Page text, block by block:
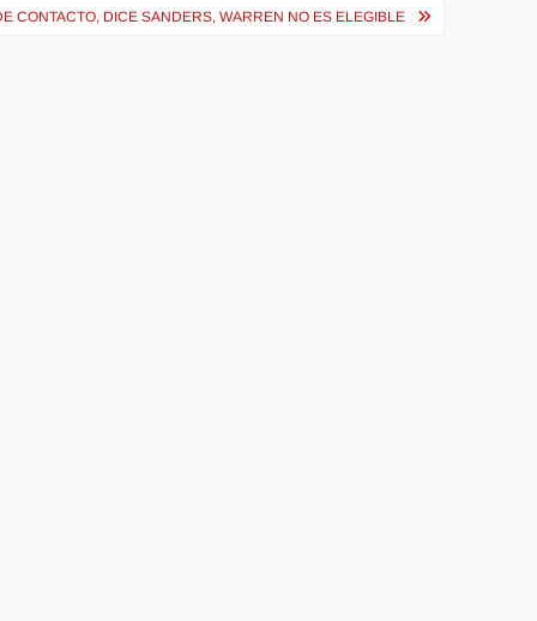
CONTACTO, DICE SANDERS, WARREN NO ES ELEGIBLE